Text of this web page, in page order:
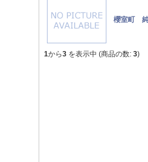
櫻室町
1から3 を表示中 (商品の数: 3)